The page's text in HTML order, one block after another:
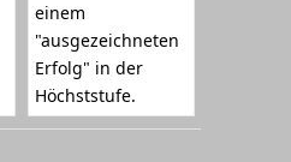
einem
"ausgezeichneten
Erfolg" in der
Höchststufe.